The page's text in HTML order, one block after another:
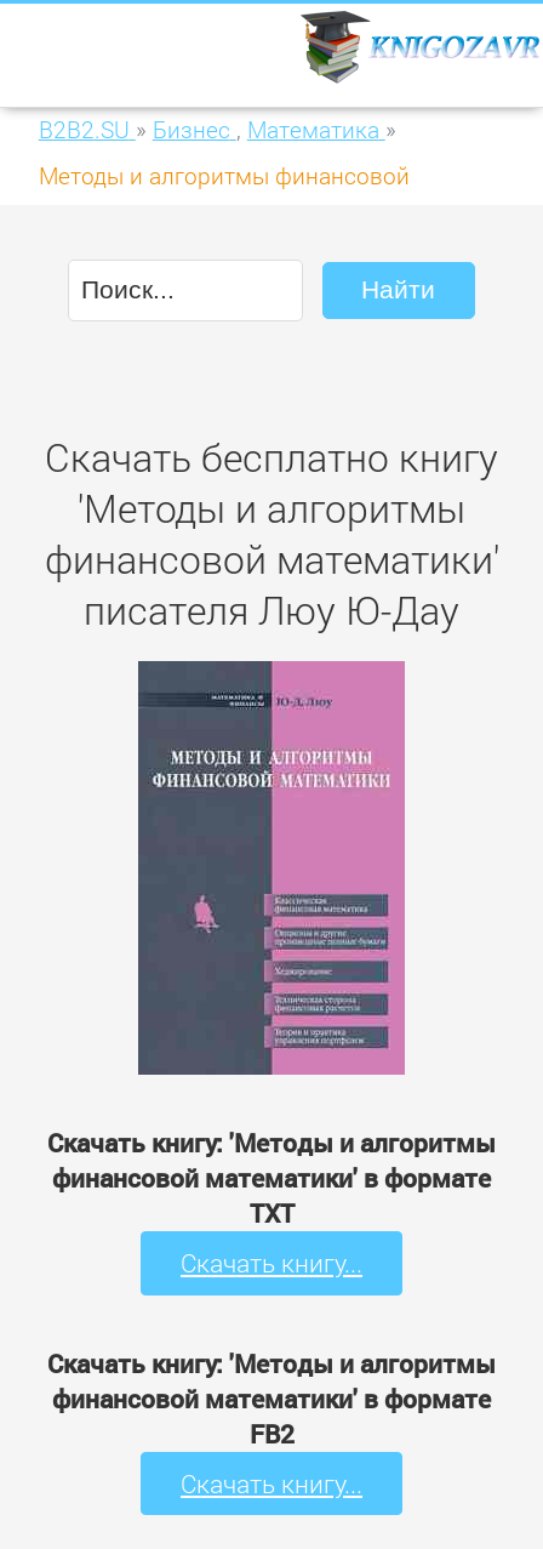
B2B2.SU » Бизнес , Математика »
Методы и алгоритмы финансовой
Скачать бесплатно книгу
'Методы и алгоритмы
финансовой математики'
писателя Люу Ю-Дау
Скачать книгу: 'Методы и алгоритмы
финансовой математики' в формате
TXT
Скачать книгу...
Скачать книгу: 'Методы и алгоритмы
финансовой математики' в формате
FB2
Скачать книгу...